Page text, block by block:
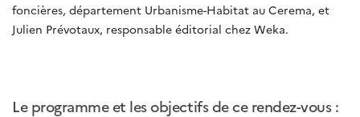
foncières, département Urbanisme-Habitat au Cerema, et
Julien Prévotaux, responsable éditorial chez Weka.
Le programme et les objectifs de ce rendez-vous :